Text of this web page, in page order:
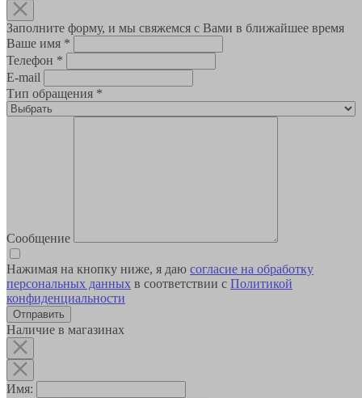
Заполните форму, и мы свяжемся с Вами в ближайшее время
Ваше имя *
Телефон *
E-mail
Тип обращения *
Сообщение
Нажимая на кнопку ниже, я даю согласие на обработку
персональных данных в соответствии с Политикой
конфиденциальности
Наличие в магазинах
Имя: